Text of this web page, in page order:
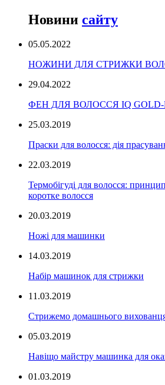
Новини сайту
05.05.2022
НОЖИНИ ДЛЯ СТРИЖКИ
29.04.2022
ФЕН ДЛЯ ВОЛОССЯ IQ GOLD-
25.03.2019
Праски для волосся: дія
22.03.2019
Термобігуді для волосся:
коротке волосся
20.03.2019
Ножі для машинки
14.03.2019
Набір машинок для стрижки
11.03.2019
Стрижемо домашнього
05.03.2019
Навіщо майстру машинка для
01.03.2019